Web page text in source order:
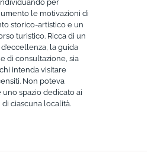
per
le motivazioni di
storico-artistico e un
turistico. Ricca di un
la guida
di consultazione, sia
intenda visitare
Non poteva
spazio dedicato ai
ciascuna località.